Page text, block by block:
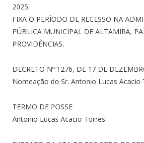
2025.
FIXA O PERÍODO DE RECESSO NA
PÚBLICA MUNICIPAL DE ALTAMIRA,
PROVIDÊNCIAS.
DECRETO Nº 1276, DE 17 DE
Nomeação do Sr. Antonio Lucas Acacio
TERMO DE POSSE
Antonio Lucas Acacio Torres.